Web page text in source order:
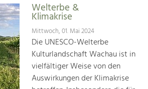
Welterbe &
Klimakrise
Mittwoch, 01. Mai 2024
Die UNESCO-Welterbe
Kulturlandschaft Wachau ist in
vielfältiger Weise von den
Auswirkungen der Klimakrise